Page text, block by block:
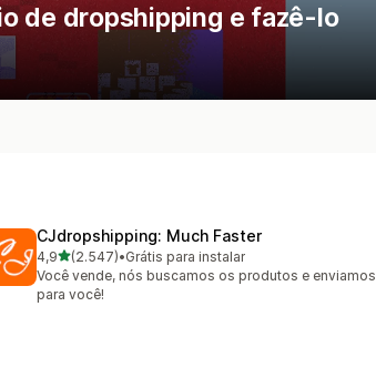
de dropshipping e fazê-lo
CJdropshipping: Much Faster
4,9de 5 estrelas
(2.547)
2547 avaliações ao todo
•Grátis para instalar
Você vende, nós buscamos os produtos e enviamos
para você!